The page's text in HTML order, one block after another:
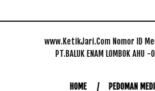
www.KetikJari.Com Nomor ID
PT.BALUK ENAM LOMBOK
HOME PEDOMAN